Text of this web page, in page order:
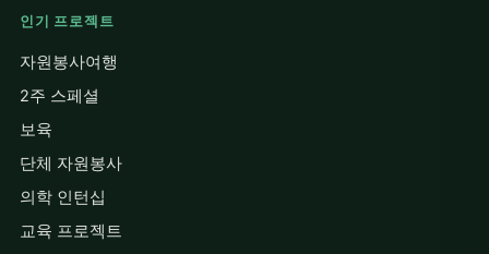
인기 프로젝트
자원봉사여행
2주 스페셜
보육
단체 자원봉사
의학 인턴십
교육 프로젝트